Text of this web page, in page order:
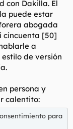
con Dakilla. El
puede estar
abogada
cincuenta [50]
a
de versión
persona y
calentito:
para